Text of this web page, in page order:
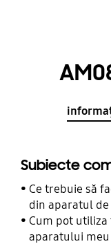
Subiecte
Ce trebuie să
din aparatul
Cum pot
aparatului